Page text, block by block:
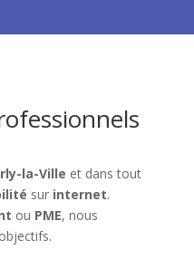
la-Ville et dans tout
sur internet.
ou PME, nous